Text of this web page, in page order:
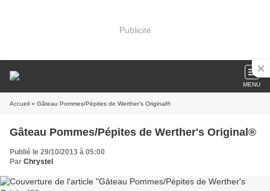
Publicité
MENU
Accueil » Gâteau Pommes/Pépites de Werther's Original®
Gâteau Pommes/Pépites de Werther's Original®
Publié le 29/10/2013 à 05:00
Par Chrystel